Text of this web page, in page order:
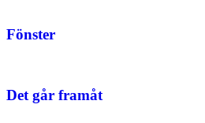
Fönster
Det går framåt